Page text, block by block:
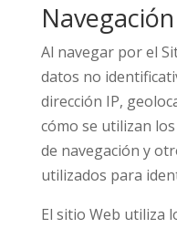
Al navegar por el
datos no
dirección IP,
cómo se utilizan
de navegación y
utilizados para
El sitio Web utiliza